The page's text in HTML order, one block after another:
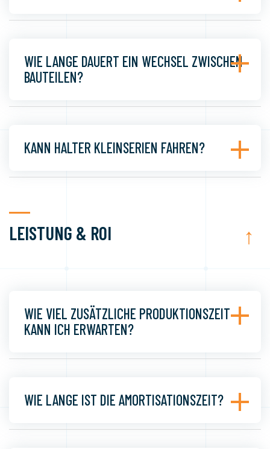
WIE LANGE DAUERT EIN WECHSEL ZWISCHEN
BAUTEILEN?
KANN HALTER KLEINSERIEN FAHREN?
LEISTUNG & ROI ↑
WIE VIEL ZUSÄTZLICHE PRODUKTIONSZEIT
KANN ICH ERWARTEN?
WIE LANGE IST DIE AMORTISATIONSZEIT?